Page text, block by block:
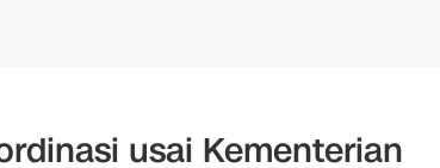
usai Kementerian